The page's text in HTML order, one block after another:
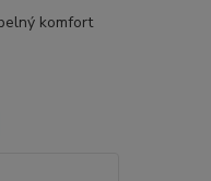
komfort